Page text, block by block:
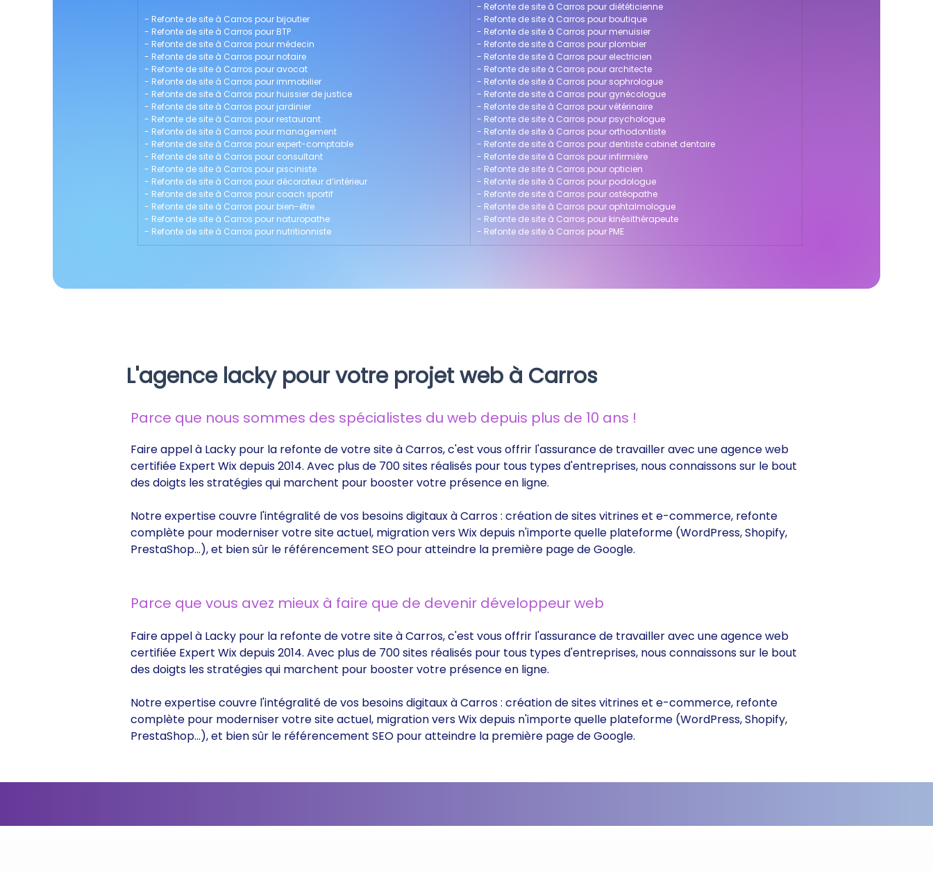
- Refonte de site à Carros pour bijoutier
- Refonte de site à Carros pour BTP
- Refonte de site à Carros pour médecin
- Refonte de site à Carros pour notaire
- Refonte de site à Carros pour avocat
- Refonte de site à Carros pour immobilier
- Refonte de site à Carros pour huissier de justice
- Refonte de site à Carros pour jardinier
- Refonte de site à Carros pour restaurant
- Refonte de site à Carros pour management
- Refonte de site à Carros pour expert-comptable
- Refonte de site à Carros pour consultant
- Refonte de site à Carros pour pisciniste
- Refonte de site à Carros pour décorateur d’intérieur
- Refonte de site à Carros pour coach sportif
- Refonte de site à Carros pour bien-être
- Refonte de site à Carros pour naturopathe
- Refonte de site à Carros pour nutritionniste
- Refonte de site à Carros pour diététicienne
- Refonte de site à Carros pour boutique
- Refonte de site à Carros pour menuisier
- Refonte de site à Carros pour plombier
- Refonte de site à Carros pour electricien
- Refonte de site à Carros pour architecte
- Refonte de site à Carros pour sophrologue
- Refonte de site à Carros pour gynécologue
- Refonte de site à Carros pour vétérinaire
- Refonte de site à Carros pour psychologue
- Refonte de site à Carros pour orthodontiste
- Refonte de site à Carros pour dentiste cabinet dentaire
- Refonte de site à Carros pour infirmière
- Refonte de site à Carros pour opticien
- Refonte de site à Carros pour podologue
- Refonte de site à Carros pour ostéopathe
- Refonte de site à Carros pour ophtalmologue
- Refonte de site à Carros pour kinésithérapeute
- Refonte de site à Carros pour PME
L'agence lacky pour votre projet web à Carros
Parce que nous sommes des spécialistes du web depuis plus de 10 ans !
Faire appel à Lacky pour la refonte de votre site à Carros, c'est vous offrir l'assurance de travailler avec une agence web
certifiée Expert Wix depuis 2014. Avec plus de 700 sites réalisés pour tous types d'entreprises, nous connaissons sur le bout
des doigts les stratégies qui marchent pour booster votre présence en ligne.
Notre expertise couvre l'intégralité de vos besoins digitaux à Carros : création de sites vitrines et e-commerce, refonte
complète pour moderniser votre site actuel, migration vers Wix depuis n'importe quelle plateforme (WordPress, Shopify,
PrestaShop...), et bien sûr le référencement SEO pour atteindre la première page de Google.
Parce que vous avez mieux à faire que de devenir développeur web
Faire appel à Lacky pour la refonte de votre site à Carros, c'est vous offrir l'assurance de travailler avec une agence web
certifiée Expert Wix depuis 2014. Avec plus de 700 sites réalisés pour tous types d'entreprises, nous connaissons sur le bout
des doigts les stratégies qui marchent pour booster votre présence en ligne.
Notre expertise couvre l'intégralité de vos besoins digitaux à Carros : création de sites vitrines et e-commerce, refonte
complète pour moderniser votre site actuel, migration vers Wix depuis n'importe quelle plateforme (WordPress, Shopify,
PrestaShop...), et bien sûr le référencement SEO pour atteindre la première page de Google.